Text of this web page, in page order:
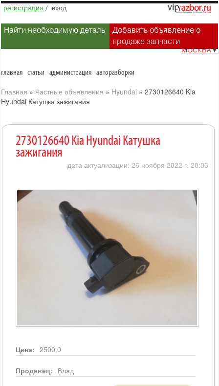
регистрация / вход
Найти необходимую деталь
Добавить объявление о
продаже запчасти
МОСКВА▼
главная статьи администрация авторазборки
Главная » Частные объявления » Hyundai » 2730126640 Kia
Hyundai Катушка зажигания
2730126640 Kia Hyundai Катушка
зажигания
дата актуализации: 26 ноября 2022 г. 20:03
Цена: 2500,0
Продавец: Влад